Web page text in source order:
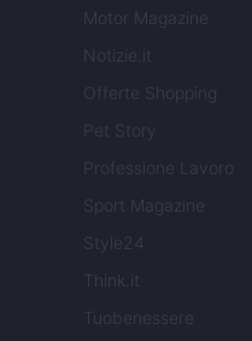
Motor Magazine
Notizie.it
Offerte Shopping
Pet Story
Professione Lavoro
Sport Magazine
Style24
Think.it
Tuobenessere